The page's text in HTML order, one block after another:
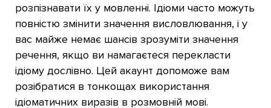
розпізнавати їх у мовленні. Ідіоми часто можуть
повністю змінити значення висловлювання, і у
вас майже немає шансів зрозуміти значення
речення, якщо ви намагаєтеся перекласти
ідіому дослівно. Цей акаунт допоможе вам
розібратися в тонкощах використання
ідіоматичних виразів в розмовній мові.